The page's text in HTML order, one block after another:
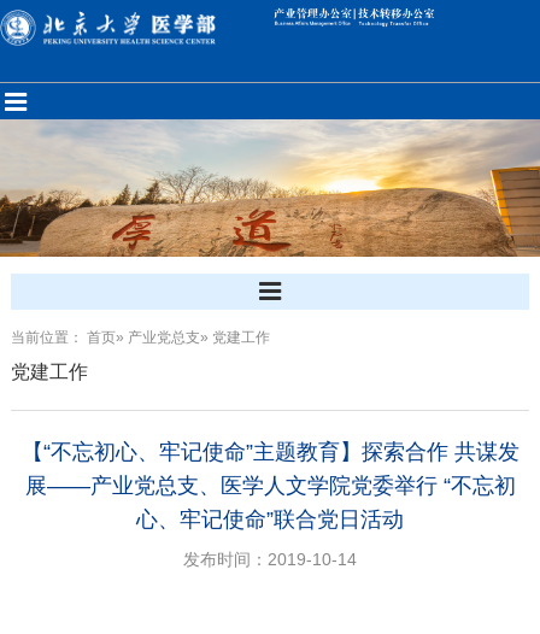
当前位置： 首页» 产业党总支» 党建工作
党建工作
【“不忘初心、牢记使命”主题教育】探索合作 共谋发
展——产业党总支、医学人文学院党委举行 “不忘初
心、牢记使命”联合党日活动
发布时间：2019-10-14